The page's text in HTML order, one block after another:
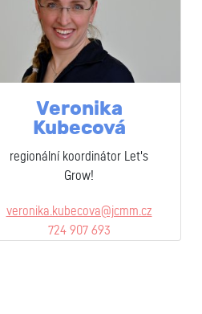
Veronika
Kubecová
regionální koordinátor Let's
Grow!
veronika.kubecova@jcmm.cz
724 907 693